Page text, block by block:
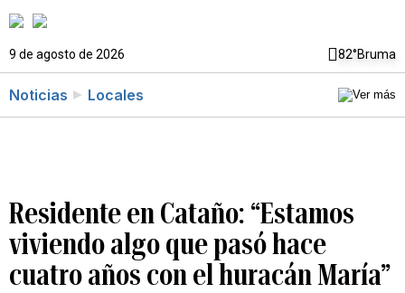
9 de agosto de 2026 82°Bruma
Noticias Locales
Residente en Cataño: “Estamos
viviendo algo que pasó hace
cuatro años con el huracán María”